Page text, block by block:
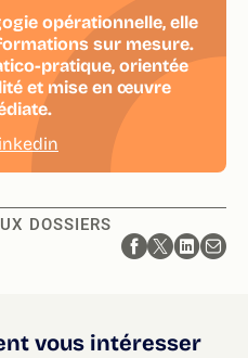
opérationnelle, elle
sur mesure.
pratique, orientée
et mise en œuvre
DOSSIERS
vous intéresser